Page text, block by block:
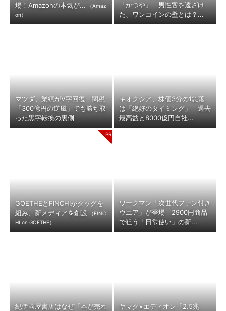
場！Amazonの本気が...
（Amaz
on）
「かつや」 男性客を遠ざけ
た、ワンコインの壁とは？...
マツダ、業績がV字回復 関税
「300億円の逆風」でも勝ち取
った黒字転換の裏側
キオクシア、株価3分の1急落
は「絶好のタイミング」 過去
最高益と8000億円自社...
GOETHEとFINCHIがタッグを
組み、新メディアを創設
（FINC
HI on GOETHE）
ワークマン「次世代ファン付き
ウエア」が登場 2900円商品
で狙う「日常使い」の新...
紀伊國屋書店はなぜ「本が売れ
ヤマダ×エディオン「2.5兆